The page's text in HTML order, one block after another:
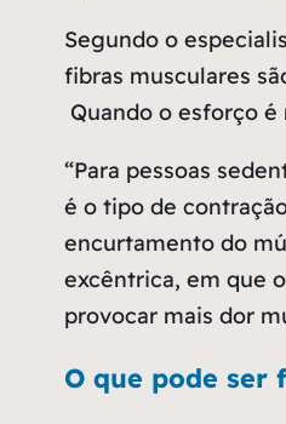
Segundo o
fibras musculares
Quando o esforço
“Para pessoas
é o tipo de
encurtamento do
excêntrica, em que
provocar mais dor
O que pode ser